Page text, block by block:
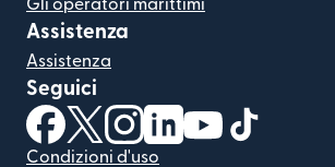
Gli operatori marittimi
Assistenza
Assistenza
Seguici
(si apre in una nuova finestra)
(si apre in una nuova finestra)
(si apre in una nuova
(si apre in una
(si apre in una
Condizioni d'uso